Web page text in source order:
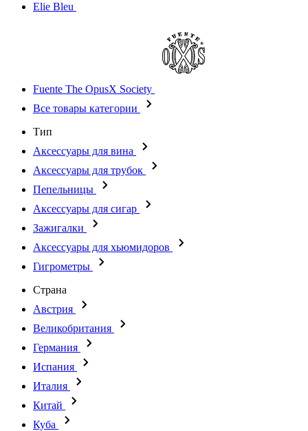
Elie Bleu
Fuente The OpusX Society
Все товары категории
Тип
Аксессуары для вина
Аксессуары для трубок
Пепельницы
Аксессуары для сигар
Зажигалки
Аксессуары для хьюмидоров
Гигрометры
Страна
Австрия
Великобритания
Германия
Испания
Италия
Китай
Куба